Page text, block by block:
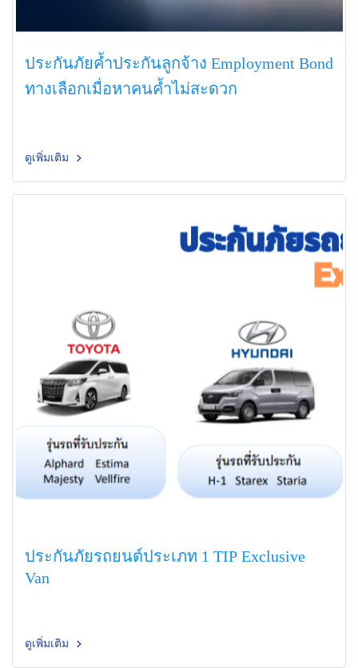
ประกันภัยค้ำประกันลูกจ้าง Employment Bond
ทางเลือกเมื่อหาคนค้ำไม่สะดวก
ดูเพิ่มเติม
ประกันภัยรถยนต์ประเภท 1 TIP Exclusive
Van
ดูเพิ่มเติม